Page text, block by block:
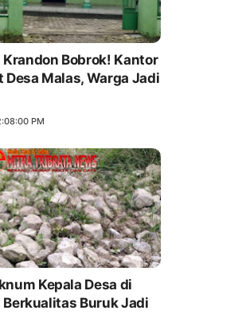
Krandon Bobrok! Kantor
Desa Malas, Warga Jadi
PM
Kepala Desa di
Berkualitas Buruk Jadi